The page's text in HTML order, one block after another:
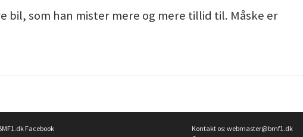
bil, som han mister mere og mere tillid til. Måske er
Facebook Kontakt os: webmaster@bmf1.dk